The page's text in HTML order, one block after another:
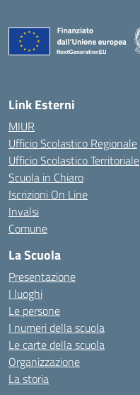
Link Esterni
MIUR
Ufficio Scolastico Regionale
Ufficio Scolastico Territoriale
Scuola in Chiaro
Iscrizioni On Line
Invalsi
Comune
La Scuola
Presentazione
I luoghi
Le persone
I numeri della scuola
Le carte della scuola
Organizzazione
La storia